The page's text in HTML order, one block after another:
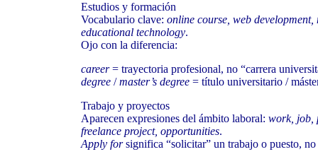
Estudios y formación
Vocabulario clave: online course, web development,
educational technology.
Ojo con la diferencia:
career= trayectoria profesional, no “carrera
degree /master’s degree = título universitario /
Trabajo y proyectos
Aparecen expresiones del ámbito laboral: work, job,
freelance project, opportunities.
Apply forsignifica “solicitar” un trabajo o puesto,